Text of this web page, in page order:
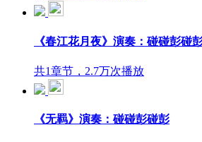
《春江花月夜》演奏：碰碰彭碰
共1章节，2.7万次播放
《无羁》演奏：碰碰彭碰彭